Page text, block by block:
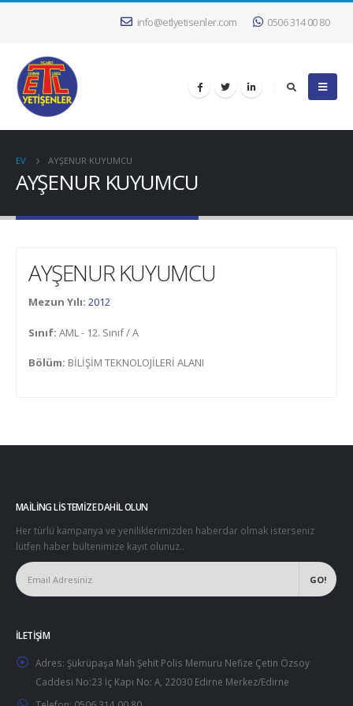
info@etlyetisenler.com 0506 314 00 80
EV AYŞENUR KUYUMCU
AYŞENUR KUYUMCU
AYŞENUR KUYUMCU
Mezun Yılı: 2012
Sınıf: AML - 12. Sınıf / A
Bölüm: BİLİŞİM TEKNOLOJİLERİ ALANI
MAILING LISTEMIZE DAHIL OLUN
Her türlü kampanya ve yeniliklerimizden haberdar olmak isterseniz
lütfen haber bültenimize kayıt olunuz..
İLETIŞIM
Adres: Şükrüpaşa Mah Şehit Polis Memuru Nefize Çetin Özsoy
Caddesi No:23 İç Kapı No: A, 22030 Edirne Merkez/Edirne